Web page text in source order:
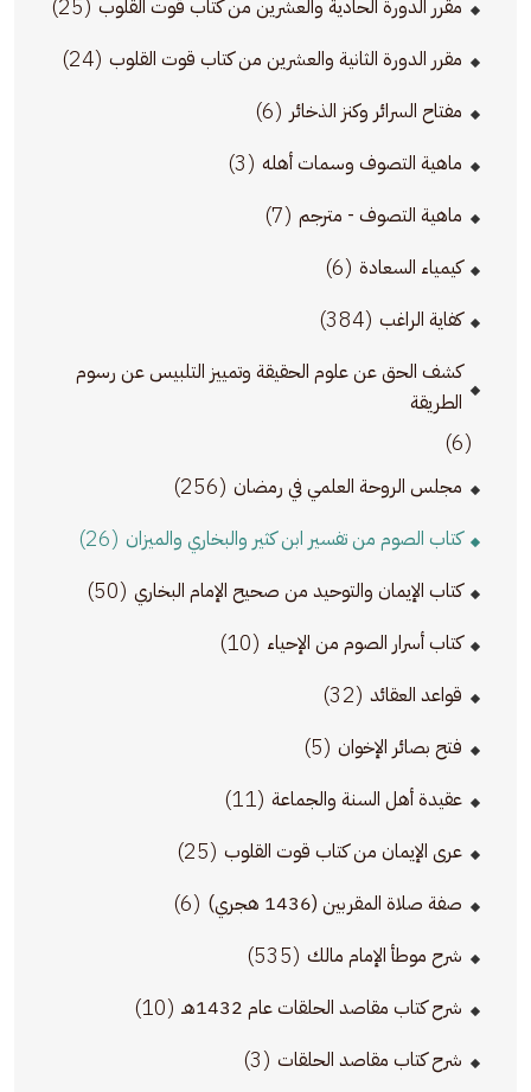
مقرر الدورة الحادية والعشرين من كتاب قوت القلوب (25)
مقرر الدورة الثانية والعشرين من كتاب قوت القلوب (24)
مفتاح السرائر وكنز الذخائر (6)
ماهية التصوف وسمات أهله (3)
ماهية التصوف - مترجم (7)
كيمياء السعادة (6)
كفاية الراغب (384)
كشف الحق عن علوم الحقيقة وتمييز التلبيس عن رسوم
الطريقة
(6)
مجلس الروحة العلمي في رمضان (256)
كتاب الصوم من تفسير ابن كثير والبخاري والميزان (26)
كتاب الإيمان والتوحيد من صحيح الإمام البخاري (50)
كتاب أسرار الصوم من الإحياء (10)
قواعد العقائد (32)
فتح بصائر الإخوان (5)
عقيدة أهل السنة والجماعة (11)
عرى الإيمان من كتاب قوت القلوب (25)
صفة صلاة المقربين (1436 هجري) (6)
شرح موطأ الإمام مالك (535)
شرح كتاب مقاصد الحلقات عام 1432هـ (10)
شرح كتاب مقاصد الحلقات (3)